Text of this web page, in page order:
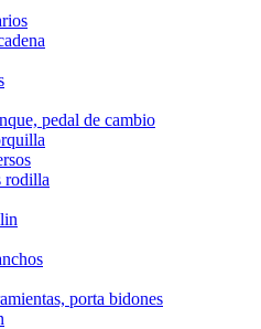
pedal de cambio
rodilla
porta bidones